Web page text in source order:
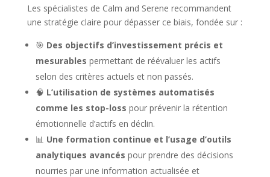
Les spécialistes de Calm and Serene recommandent
une stratégie claire pour dépasser ce biais, fondée sur :
🎯 Des objectifs d’investissement précis et
mesurables permettant de réévaluer les actifs
selon des critères actuels et non passés.
🧠 L’utilisation de systèmes automatisés
comme les stop-loss pour prévenir la rétention
émotionnelle d’actifs en déclin.
📊 Une formation continue et l’usage d’outils
analytiques avancés pour prendre des décisions
nourries par une information actualisée et